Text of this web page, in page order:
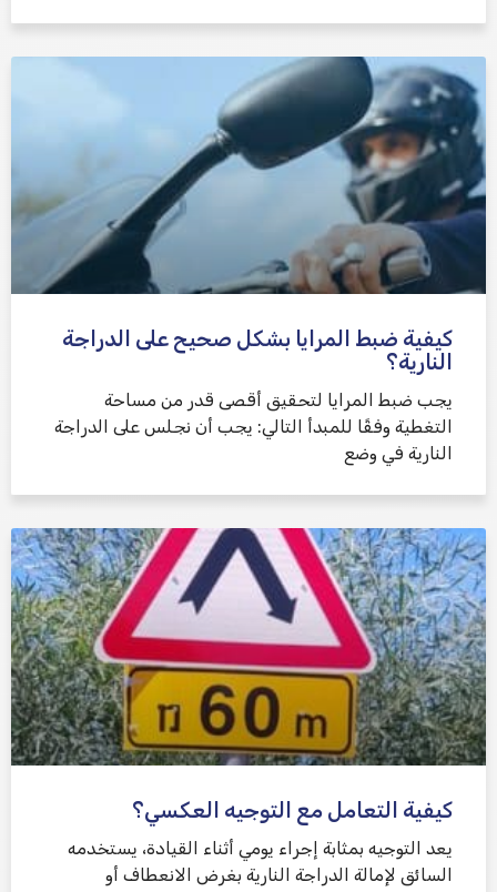
كيفية ضبط المرايا بشكل صحيح على الدراجة
النارية؟
يجب ضبط المرايا لتحقيق أقصى قدر من مساحة
التغطية وفقًا للمبدأ التالي: يجب أن نجلس على الدراجة
النارية في وضع
كيفية التعامل مع التوجيه العكسي؟
يعد التوجيه بمثابة إجراء يومي أثناء القيادة، يستخدمه
السائق لإمالة الدراجة النارية بغرض الانعطاف أو